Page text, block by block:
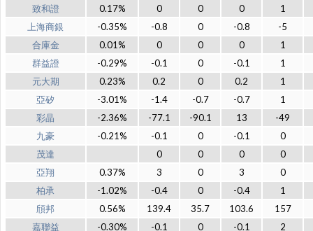
致和證
0.17% 0 0 0
1
上海商銀
-0.35% -0.8 0 -0.8
-5
合庫金
0.01% 0 0 0
1
群益證
-0.29% -0.1 0 -0.1
1
元大期
0.23% 0.2 0 0.2
1
亞矽
-3.01% -1.4 -0.7 -0.7
1
彩晶
-2.36% -77.1 -90.1 13
-49
九豪
-0.21% -0.1 0 -0.1
0
茂達
0 0 0
0
亞翔
0.37% 3 0 3
0
柏承
-1.02% -0.4 0 -0.4
1
頎邦
0.56% 139.4 35.7 103.6
157
嘉聯益
-0.30% -0.1 0 -0.1 2